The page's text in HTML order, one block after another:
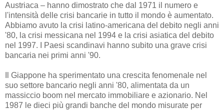
Austriaca – hanno dimostrato che dal 1971 il numero e
l'intensità delle crisi bancarie in tutto il mondo è aumentato.
Abbiamo avuto la crisi latino-americana del debito negli anni
'80, la crisi messicana nel 1994 e la crisi asiatica del debito
nel 1997. I Paesi scandinavi hanno subito una grave crisi
bancaria nei primi anni '90.
Il Giappone ha sperimentato una crescita fenomenale nel
suo settore bancario negli anni '80, alimentata da un
massiccio boom nel mercato immobiliare e azionario. Nel
1987 le dieci più grandi banche del mondo misurate per